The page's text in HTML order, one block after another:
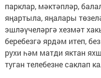
парклар, мәктәпләр,
яңартыла, яңалары
эшләүчеләргә хезмәт
беребезгә ярдәм итеп,
рухи һәм матди яктан
туган телебезне саклап